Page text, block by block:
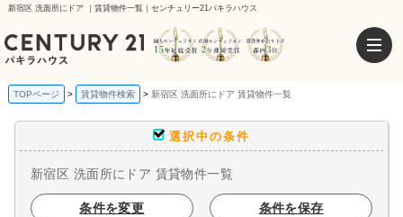
新宿区 洗面所にドア ｜賃貸物件一覧｜センチュリー21パキラハウス
TOPページ 賃貸物件検索 新宿区 洗面所にドア 賃貸物件一覧
選択中の条件
新宿区 洗面所にドア 賃貸物件一覧
条件を変更 条件を保存